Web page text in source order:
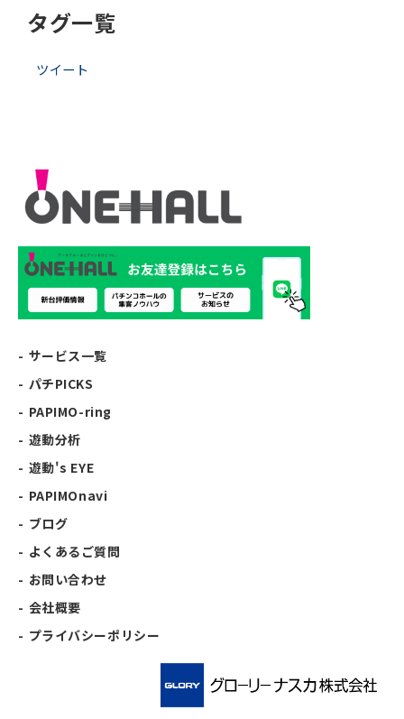
タグ一覧
ツイート
サービス一覧
パチPICKS
PAPIMO-ring
遊動分析
遊動's EYE
PAPIMOnavi
ブログ
よくあるご質問
お問い合わせ
会社概要
プライバシーポリシー